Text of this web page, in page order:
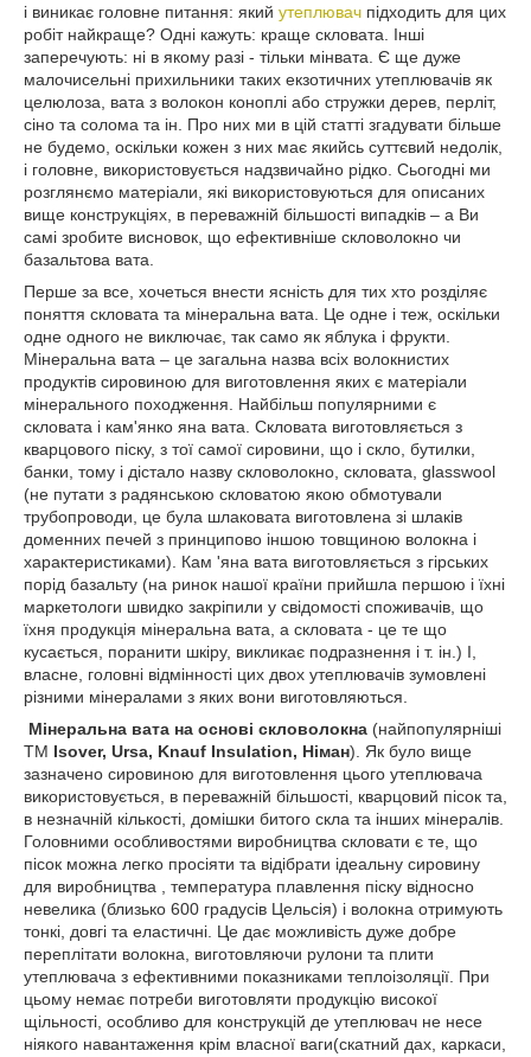
і виникає головне питання: який утеплювач підходить для цих
робіт найкраще? Одні кажуть: краще скловата. Інші
заперечують: ні в якому разі - тільки мінвата. Є ще дуже
малочисельні прихильники таких екзотичних утеплювачів як
целюлоза, вата з волокон коноплі або стружки дерев, перліт,
сіно та солома та ін. Про них ми в цій статті згадувати більше
не будемо, оскільки кожен з них має якийсь суттєвий недолік,
і головне, використовується надзвичайно рідко. Сьогодні ми
розглянємо матеріали, які використовуються для описаних
вище конструкціях, в переважній більшості випадків – а Ви
самі зробите висновок, що ефективніше скловолокно чи
базальтова вата.
Перше за все, хочеться внести ясність для тих хто розділяє
поняття скловата та мінеральна вата. Це одне і теж, оскільки
одне одного не виключає, так само як яблука і фрукти.
Мінеральна вата – це загальна назва всіх волокнистих
продуктів сировиною для виготовлення яких є матеріали
мінерального походження. Найбільш популярними є
скловата і кам'янко яна вата. Скловата виготовляється з
кварцового піску, з тої самої сировини, що і скло, бутилки,
банки, тому і дістало назву скловолокно, скловата, glasswool
(не путати з радянською скловатою якою обмотували
трубопроводи, це була шлаковата виготовлена зі шлаків
доменних печей з принципово іншою товщиною волокна і
характеристиками). Кам 'яна вата виготовляється з гірських
порід базальту (на ринок нашої країни прийшла першою і їхні
маркетологи швидко закріпили у свідомості споживачів, що
їхня продукція мінеральна вата, а скловата - це те що
кусається, поранити шкіру, викликає подразнення і т. ін.) І,
власне, головні відмінності цих двох утеплювачів зумовлені
різними мінералами з яких вони виготовляються.
Мінеральна вата на основі скловолокна (найпопулярніші
ТМ Isover, Ursa, Knauf Insulation, Німан). Як було вище
зазначено сировиною для виготовлення цього утеплювача
використовується, в переважній більшості, кварцовий пісок та,
в незначній кількості, домішки битого скла та інших мінералів.
Головними особливостями виробництва скловати є те, що
пісок можна легко просіяти та відібрати ідеальну сировину
для виробництва , температура плавлення піску відносно
невелика (близько 600 градусів Цельсія) і волокна отримують
тонкі, довгі та еластичні. Це дає можливість дуже добре
переплітати волокна, виготовляючи рулони та плити
утеплювача з ефективними показниками теплоізоляції. При
цьому немає потреби виготовляти продукцію високої
щільності, особливо для конструкцій де утеплювач не несе
ніякого навантаження крім власної ваги(скатний дах, каркаси,